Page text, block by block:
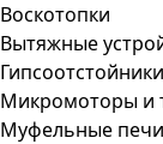
Воскотопки
Вытяжные
Гипсоотстойники
Микромоторы и
Муфельные печи